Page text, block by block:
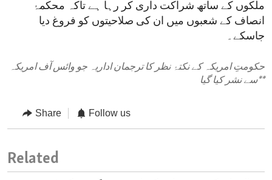
ملکوں کے ساتھ شراکت داری کر رہا ہے تاکہ محکمۂ
انصاف کے شعبوں میں ان کی صلاحیتوں کو فروغ دیا
جاسکے۔
حکومتِ امریکہ کے نکتۂ نظر کا ترجمان اداریہ جو وائس آف امریکہ
سے نشر کیا گیا**
Share Follow us
Related